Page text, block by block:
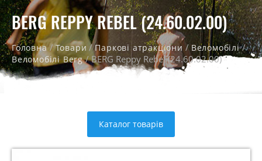
BERG REPPY REBEL (24.60.02.00)
Головна/Товари /Паркові атракціони / Веломобілі/
Веломобілі Berg/ BERG Reppy Rebel (24.60.02.00)
Каталог товарів